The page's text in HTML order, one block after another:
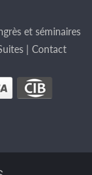
et séminaires
| Contact